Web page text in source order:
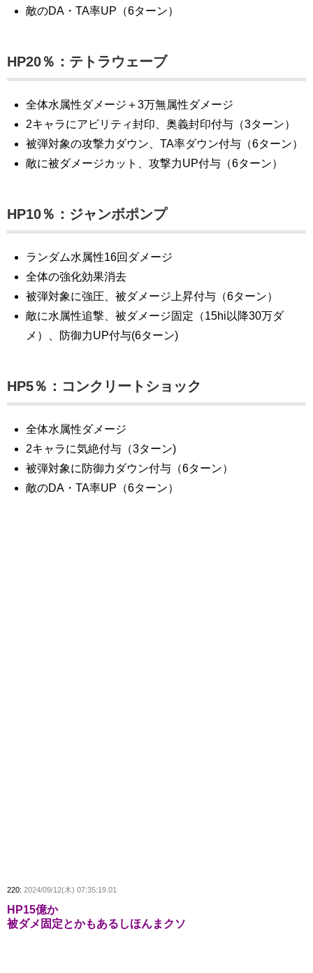
敵のDA・TA率UP（6ターン）
HP20％： テトラウェーブ
全体水属性ダメージ＋3万無属性ダメージ
2キャラにアビリティ封印、奥義封印付与（3ターン）
被弾対象の攻撃力ダウン、TA率ダウン付与（6ターン）
敵に被ダメージカット、攻撃力UP付与（6ターン）
HP10％：ジャンボポンプ
ランダム水属性16回ダメージ
全体の強化効果消去
被弾対象に強圧、被ダメージ上昇付与（6ターン）
敵に水属性追撃、被ダメージ固定（15hi以降30万ダ
メ）、防御力UP付与(6ターン)
HP5％：コンクリートショック
全体水属性ダメージ
2キャラに気絶付与（3ターン)
被弾対象に防御力ダウン付与（6ターン）
敵のDA・TA率UP（6ターン）
220: 2024/09/12(木) 07:35:19.01
HP15億か
被ダメ固定とかもあるしほんまクソ